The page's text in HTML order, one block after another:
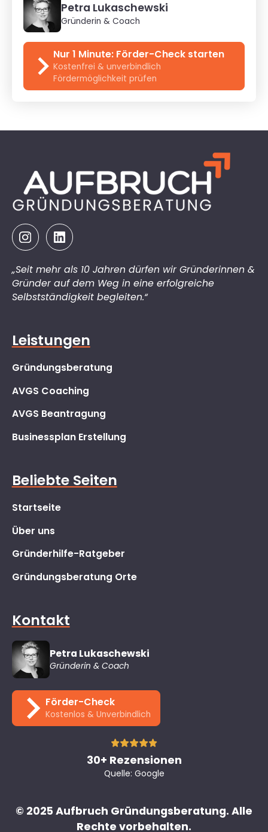
Petra Lukaschewski
Gründerin & Coach
Nur 1 Minute: Förder-Check starten
Kostenfrei & unverbindlich
Fördermöglichkeit prüfen
„Seit mehr als 10 Jahren dürfen wir Gründerinnen &
Gründer auf dem Weg in eine erfolgreiche
Selbstständigkeit begleiten.“
Leistungen
Gründungsberatung
AVGS Coaching
AVGS Beantragung
Businessplan Erstellung
Beliebte Seiten
Startseite
Über uns
Gründerhilfe-Ratgeber
Gründungsberatung Orte
Kontakt
Petra Lukaschewski
Gründerin & Coach
Förder-Check
Kostenlos & Unverbindlich
30+ Rezensionen
Quelle: Google
© 2025 Aufbruch Gründungsberatung. Alle
Rechte vorbehalten.